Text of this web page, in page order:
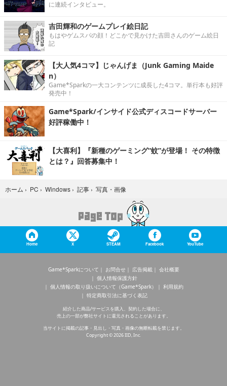
に連続インタビュー。
吉田輝和のゲームプレイ絵日記
もはやゲムスパの顔！どこかで見かけた吉田さんのゲーム絵日
記
【大人気4コマ】じゃんげま（Junk Gaming Maide
n）
Game*Sparkの一大コンテンツに成長した4コマ。単行本も好評
発売中！
Game*Spark/インサイド公式ディスコードサーバー
好評稼働中！
【大喜利】『新種のゲーミング“蚊”が登場！ その特徴
とは？』回答募集中！
ホーム › PC › Windows › 記事 › 写真・画像
Home X STEAM Facebook YouTube
Game*Sparkについて お問合せ 広告掲載
会社概要
個人情報保護方針
個人情報の取り扱いについて（Game*Spark）
利用規約
特定商取引法に基づく表記
紹介した商品/サービスを購入、契約した場合に、
売上の一部が弊社サイトに還元されることがあります。
当サイトに掲載の記事・見出し・写真・画像の無断転載を禁じます。
Copyright © 2026 IID, Inc.